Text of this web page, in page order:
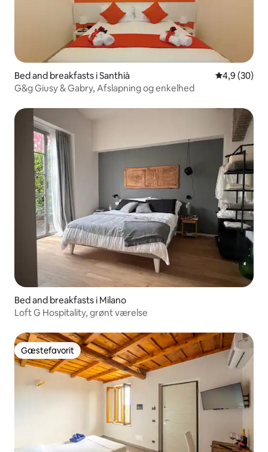
Bed and breakfasts i Santhià 4,9 ud af 5 i
4,9 (30)
G&g Giusy & Gabry, Afslapning og enkelhed
Bed and breakfasts i Milano
Loft G Hospitality, grønt værelse
Gæstefavorit
Gæstefavorit